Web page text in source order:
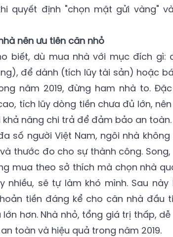
quyết định "chọn mặt gửi vàng"
nên ưu tiên căn nhỏ
biết, dù mua nhà với mục đích gì:
để dành (tích lũy tài sản) hoặc
năm 2019, đừng ham nhà to.
tích lũy dòng tiền chưa đủ lớn,
khả năng chi trả để đảm bảo an toàn.
số người Việt Nam, ngôi nhà
thước đo cho sự thành công.
mua theo sở thích mà chọn nhà
nhiều, sẽ tự làm khó mình. Sau
tiền đáng kể cho căn nhà đầu
hơn. Nhà nhỏ, tổng giá trị thấp,
toàn và hiệu quả trong năm 2019.